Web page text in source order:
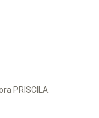
PRISCILA.